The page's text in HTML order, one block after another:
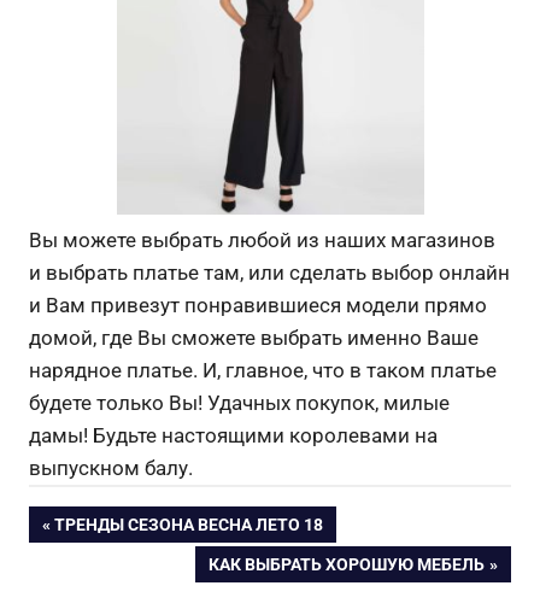
Вы можете выбрать любой из наших магазинов
и выбрать платье там, или сделать выбор онлайн
и Вам привезут понравившиеся модели прямо
домой, где Вы сможете выбрать именно Ваше
нарядное платье. И, главное, что в таком платье
будете только Вы! Удачных покупок, милые
дамы! Будьте настоящими королевами на
выпускном балу.
Навигация
ПРЕДЫДУЩАЯ
ТРЕНДЫ СЕЗОНА ВЕСНА ЛЕТО 18
СЛЕДУЮЩАЯ
КАК ВЫБРАТЬ ХОРОШУЮ МЕБЕЛЬ